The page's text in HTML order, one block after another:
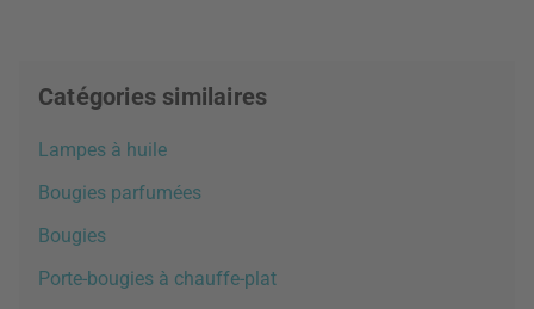
Catégories similaires
Lampes à huile
Bougies parfumées
Bougies
Porte-bougies à chauffe-plat